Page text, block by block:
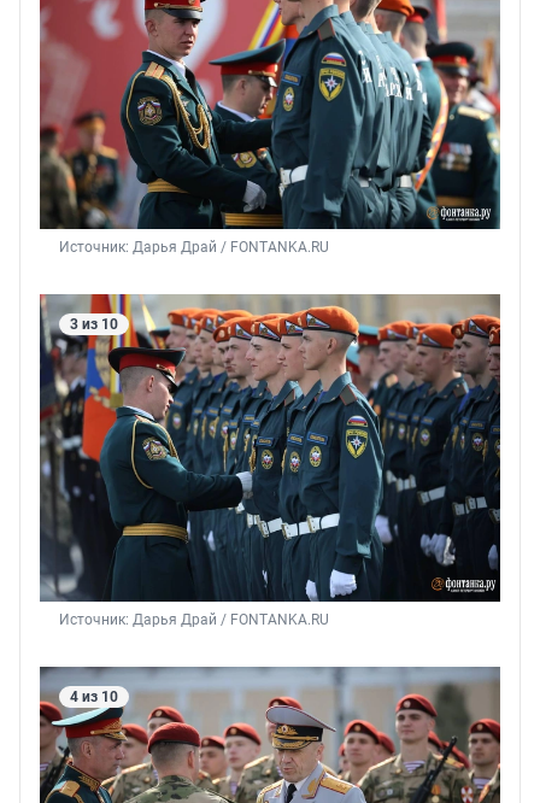
Источник: Дарья Драй / FONTANKA.RU
3 из 10
Источник: Дарья Драй / FONTANKA.RU
4 из 10